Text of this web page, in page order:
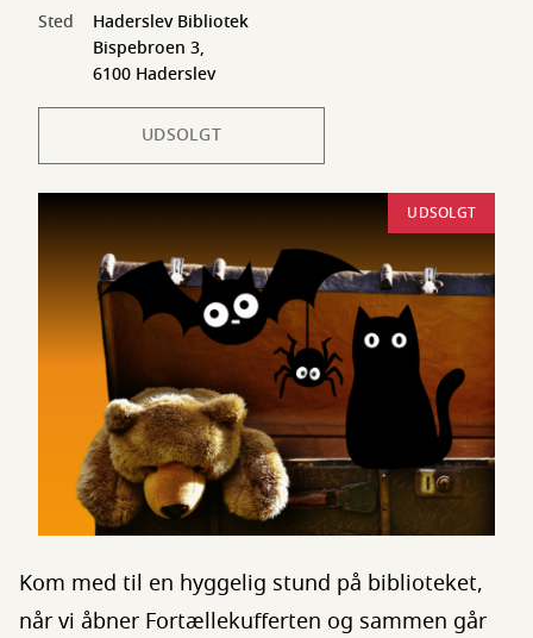
UDSOLGT
Sted
Haderslev Bibliotek
Bispebroen 3,
6100 Haderslev
UDSOLGT
Kom med til en hyggelig stund på biblioteket,
når vi åbner Fortællekufferten og sammen går